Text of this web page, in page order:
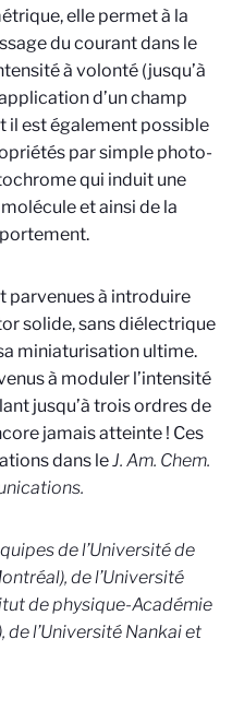
elle permet à la
du courant dans le
à volonté (jusqu’à
d’un champ
il est également possible
par simple photo-
qui induit une
et ainsi de la
parvenues à introduire
solide, sans diélectrique
miniaturisation ultime.
à moduler l’intensité
jusqu’à trois ordres de
jamais atteinte ! Ces
dans leJ. Am. Chem.
de l’Université de
de l’Université
de physique-Académie
de l’Université Nankai et